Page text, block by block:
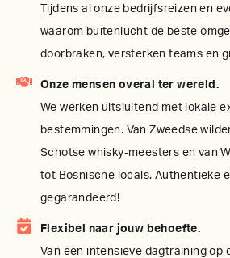
Tijdens al onze bedrijfsreizen en
waarom buitenlucht de beste
doorbraken, versterken teams en
Onze mensen overal ter wereld.
We werken uitsluitend met lokale
bestemmingen. Van Zweedse
Schotse whisky-meesters en van
tot Bosnische locals. Authentieke
gegarandeerd!
Flexibel naar jouw behoefte.
Van een intensieve dagtraining op